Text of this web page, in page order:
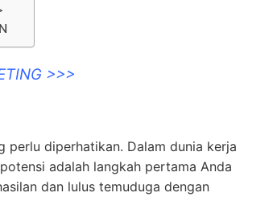
>>>
perlu diperhatikan. Dalam dunia kerja
adalah langkah pertama Anda
dan lulus temuduga dengan